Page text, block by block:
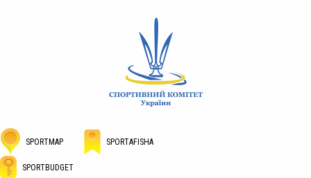
SPORTMAP SPORTAFISHA
SPORTBUDGET